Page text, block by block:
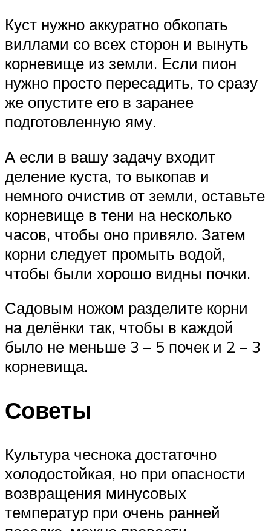
Куст нужно аккуратно обкопать
виллами со всех сторон и вынуть
корневище из земли. Если пион
нужно просто пересадить, то сразу
же опустите его в заранее
подготовленную яму.
А если в вашу задачу входит
деление куста, то выкопав и
немного очистив от земли, оставьте
корневище в тени на несколько
часов, чтобы оно привяло. Затем
корни следует промыть водой,
чтобы были хорошо видны почки.
Садовым ножом разделите корни
на делёнки так, чтобы в каждой
было не меньше 3 – 5 почек и 2 – 3
корневища.
Советы
Культура чеснока достаточно
холодостойкая, но при опасности
возвращения минусовых
температур при очень ранней